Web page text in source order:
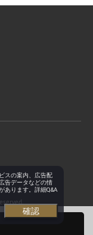
スの案内、広告配
告データなどの情
あります。詳細Q&A
確認